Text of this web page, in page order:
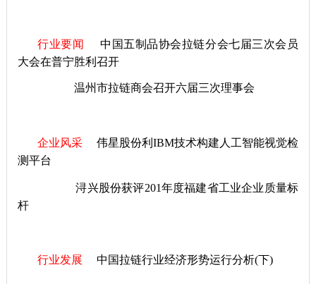
行业要闻
中国五制品协会拉链分会七届三次会员
大会在普宁胜利召开
温州市拉链商会召开六届三次理事会
企业风采
伟星股份利IBM技术构建人工智能视觉检
测平台
浔兴股份获评201年度福建省工业企业质量标
杆
行业发展 中国拉链行业经济形势运行分析(下)